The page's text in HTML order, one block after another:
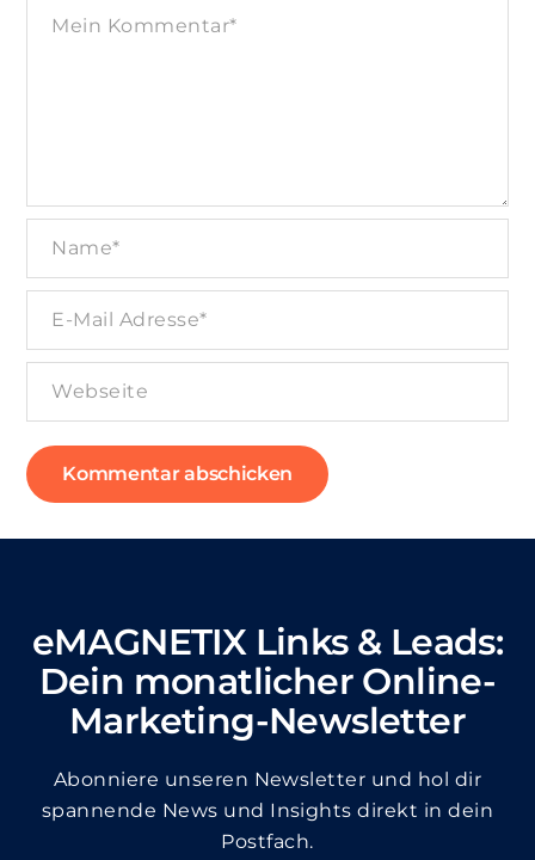
eMAGNETIX Links & Leads:
Dein monatlicher Online-
Marketing-Newsletter
Abonniere unseren Newsletter und hol dir
spannende News und Insights direkt in dein
Postfach.